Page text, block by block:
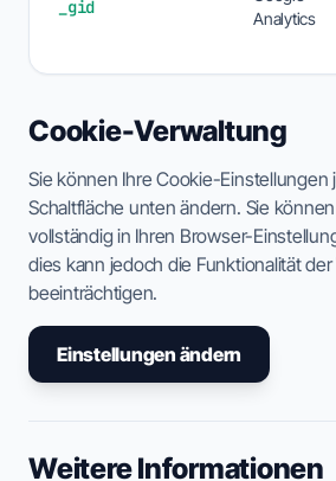
_gid
Analytics
Cookie-Verwaltung
Sie können Ihre Cookie-Einstellungen
Schaltfläche unten ändern. Sie
vollständig in Ihren Browser-
dies kann jedoch die Funktionalität
beeinträchtigen.
Einstellungen ändern
Weitere Informationen